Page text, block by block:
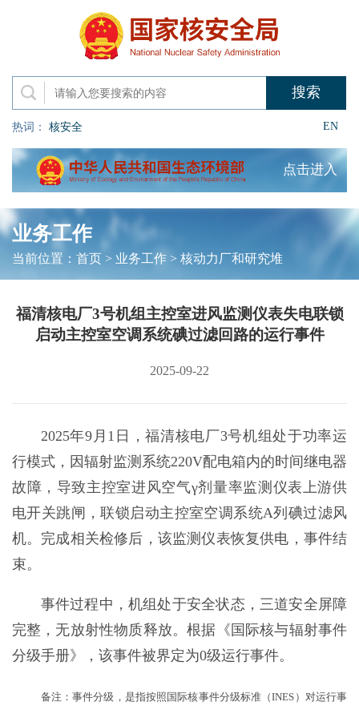
热词： 核安全 EN
点击进入
业务工作
当前位置： 首页> 业务工作> 核动力厂和研究堆
福清核电厂3号机组主控室进风监测仪表失电联锁
启动主控室空调系统碘过滤回路的运行事件
2025-09-22
2025年9月1日，福清核电厂3号机组处于功率运
行模式，因辐射监测系统220V配电箱内的时间继电器
故障，导致主控室进风空气γ剂量率监测仪表上游供
电开关跳闸，联锁启动主控室空调系统A列碘过滤风
机。完成相关检修后，该监测仪表恢复供电，事件结
束。
事件过程中，机组处于安全状态，三道安全屏障
完整，无放射性物质释放。根据《国际核与辐射事件
分级手册》，该事件被界定为0级运行事件。
备注：事件分级，是指按照国际核事件分级标准（INES）对运行事